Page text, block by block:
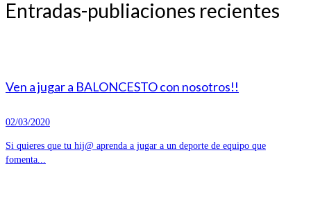
Entradas-publiaciones recientes
Ven a jugar a BALONCESTO con nosotros!!
02/03/2020
Si quieres que tu hij@ aprenda a jugar a un deporte de equipo que
fomenta...